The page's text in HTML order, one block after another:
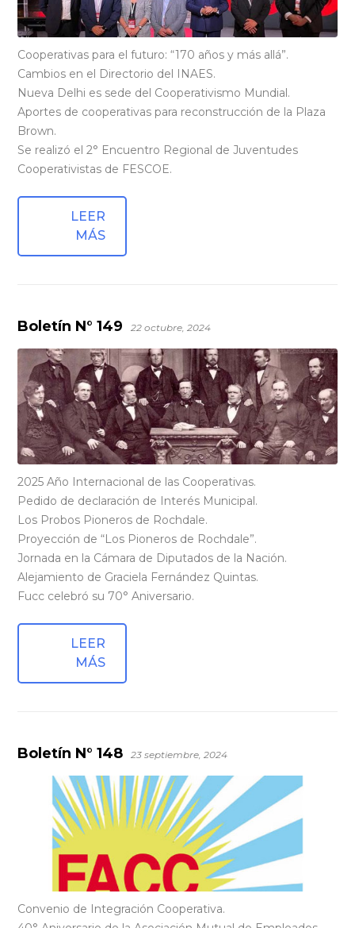
Cooperativas para el futuro: “170 años y más allá”.
Cambios en el Directorio del INAES.
Nueva Delhi es sede del Cooperativismo Mundial.
Aportes de cooperativas para reconstrucción de la Plaza
Brown.
Se realizó el 2° Encuentro Regional de Juventudes
Cooperativistas de FESCOE.
LEER
MÁS
Boletín N° 149 22 octubre, 2024
2025 Año Internacional de las Cooperativas.
Pedido de declaración de Interés Municipal.
Los Probos Pioneros de Rochdale.
Proyección de “Los Pioneros de Rochdale”.
Jornada en la Cámara de Diputados de la Nación.
Alejamiento de Graciela Fernández Quintas.
Fucc celebró su 70° Aniversario.
LEER
MÁS
Boletín N° 148 23 septiembre, 2024
Convenio de Integración Cooperativa.